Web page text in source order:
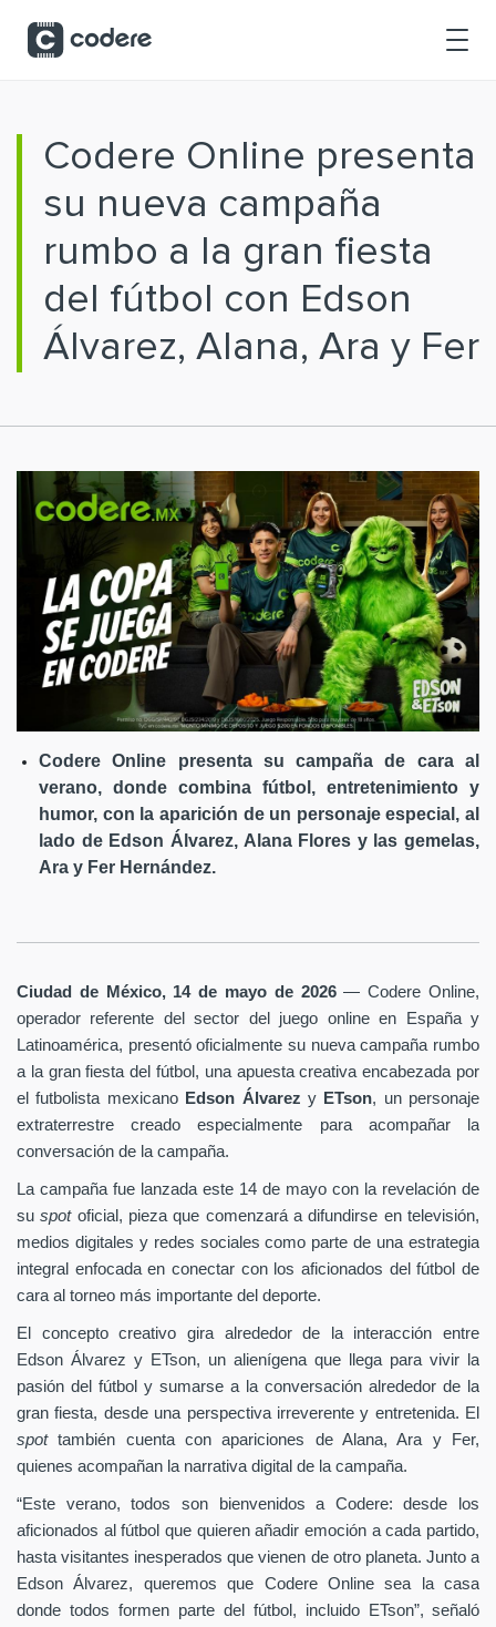
Codere Online presenta
su nueva campaña
rumbo a la gran fiesta
del fútbol con Edson
Álvarez, Alana, Ara y Fer
Codere Online presenta su campaña de cara al
verano, donde combina fútbol, entretenimiento y
humor, con la aparición de un personaje especial, al
lado de Edson Álvarez, Alana Flores y las gemelas,
Ara y Fer Hernández.
Ciudad de México, 14 de mayo de 2026— Codere Online,
operador referente del sector del juego online en España y
Latinoamérica, presentó oficialmente su nueva campaña rumbo
a la gran fiesta del fútbol, una apuesta creativa encabezada por
el futbolista mexicano Edson Álvarez yETson, un personaje
extraterrestre creado especialmente para acompañar la
conversación de la campaña.
La campaña fue lanzada este 14 de mayo con la revelación de
suspot oficial, pieza que comenzará a difundirse en televisión,
medios digitales y redes sociales como parte de una estrategia
integral enfocada en conectar con los aficionados del fútbol de
cara al torneo más importante del deporte.
El concepto creativo gira alrededor de la interacción entre
Edson Álvarez y ETson, un alienígena que llega para vivir la
pasión del fútbol y sumarse a la conversación alrededor de la
gran fiesta, desde una perspectiva irreverente y entretenida. El
spottambién cuenta con apariciones de Alana, Ara y Fer,
quienes acompañan la narrativa digital de la campaña.
“Este verano, todos son bienvenidos a Codere: desde los
aficionados al fútbol que quieren añadir emoción a cada partido,
hasta visitantes inesperados que vienen de otro planeta. Junto a
Edson Álvarez, queremos que Codere Online sea la casa
donde todos formen parte del fútbol, incluido ETson”, señaló